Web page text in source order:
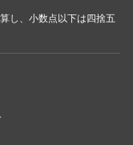
し、小数点以下は四捨五